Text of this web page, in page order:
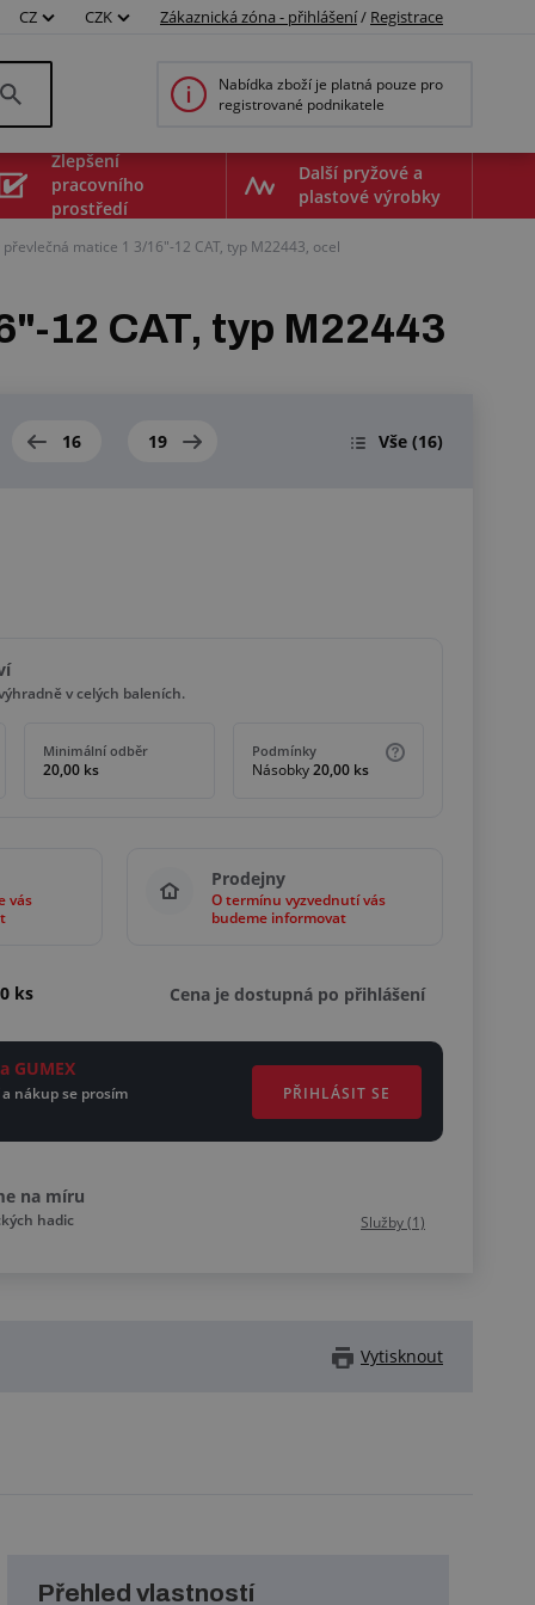
CZ CZK Zákaznická zóna - přihlášení/ Registrace
Nabídka zboží je platná pouze pro
registrované podnikatele
Zlepšení
pracovního
prostředí
Další pryžové a
plastové výrobky
převlečná matice 1 3/16"-12 CAT, typ M22443, ocel
12 CAT, typ M22443
16 19 Vše (16)
v celých baleních.
Minimální odběr
20,00 ks
Podmínky
Násobky20,00 ks
vás
Prodejny
O termínu vyzvednutí vás
budeme informovat
ks Cena je dostupná po přihlášení
GUMEX
nákup se prosím
PŘIHLÁSIT SE
na míru
hadic Služby (1)
Vytisknout
Přehled vlastností